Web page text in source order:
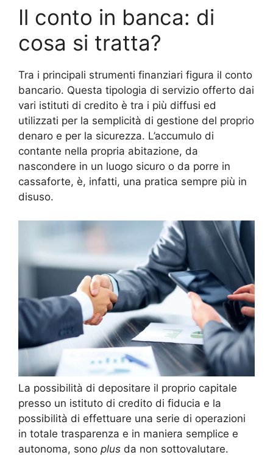
Il conto in banca: di
cosa si tratta?
Tra i principali strumenti finanziari figura il conto
bancario. Questa tipologia di servizio offerto dai
vari istituti di credito è tra i più diffusi ed
utilizzati per la semplicità di gestione del proprio
denaro e per la sicurezza. L’accumulo di
contante nella propria abitazione, da
nascondere in un luogo sicuro o da porre in
cassaforte, è, infatti, una pratica sempre più in
disuso.
La possibilità di depositare il proprio capitale
presso un istituto di credito di fiducia e la
possibilità di effettuare una serie di operazioni
in totale trasparenza e in maniera semplice e
autonoma, sono plus da non sottovalutare.